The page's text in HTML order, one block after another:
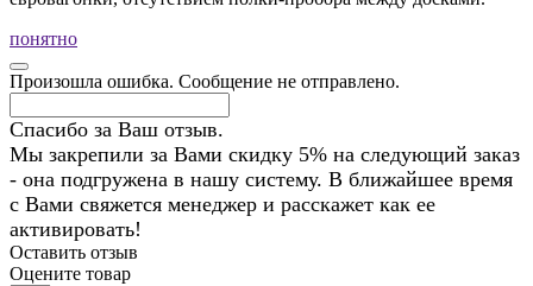
понятно
Произошла ошибка. Сообщение не отправлено.
Спасибо за Ваш отзыв.
Мы закрепили за Вами скидку 5% на следующий заказ
- она подгружена в нашу систему. В ближайшее время
с Вами свяжется менеджер и расскажет как ее
активировать!
Оставить отзыв
Оцените товар